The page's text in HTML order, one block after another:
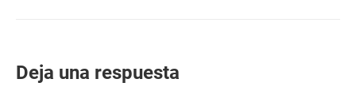
Deja una respuesta